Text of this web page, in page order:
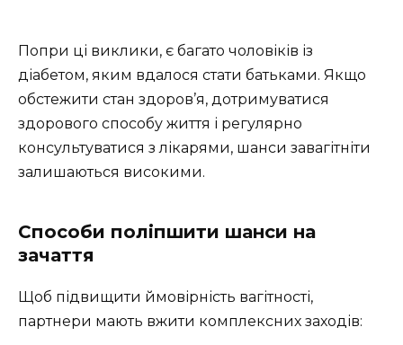
Попри ці виклики, є багато чоловіків із
діабетом, яким вдалося стати батьками. Якщо
обстежити стан здоров’я, дотримуватися
здорового способу життя і регулярно
консультуватися з лікарями, шанси завагітніти
залишаються високими.
Способи поліпшити шанси на
зачаття
Щоб підвищити ймовірність вагітності,
партнери мають вжити комплексних заходів: